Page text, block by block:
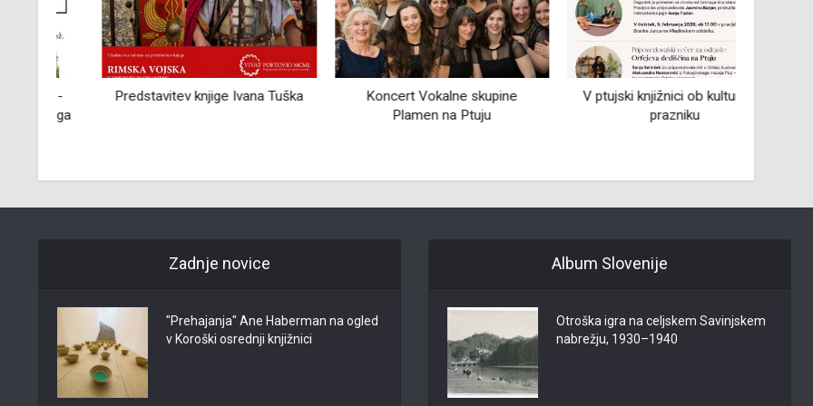
Predstavitev knjige Ivana Tuška
Koncert Vokalne skupine
Plamen na Ptuju
V ptujski knjižnici ob kulturnem
prazniku
Zadnje novice
"Prehajanja" Ane Haberman na ogled
v Koroški osrednji knjižnici
Album Slovenije
Otroška igra na celjskem Savinjskem
nabrežju, 1930–1940